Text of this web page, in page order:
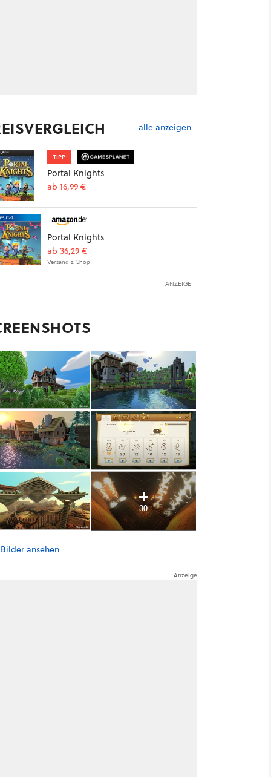
alle anzeigen
TIPP
Portal Knights
ab 16,99 €
Portal Knights
ab 36,29 €
Versand s. Shop
ANZEIGE
30
ansehen